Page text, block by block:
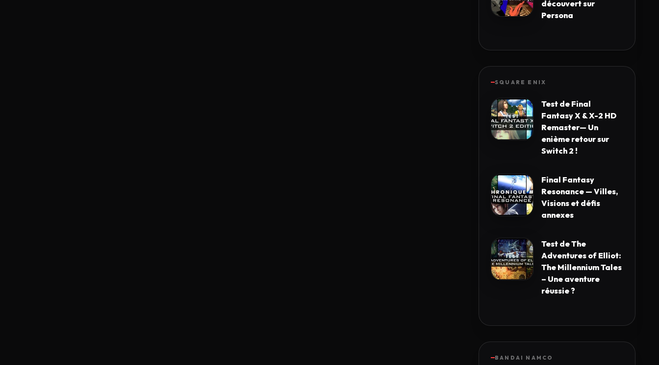
découvert sur
Persona
SQUARE ENIX
Test de Final
Fantasy X & X-2 HD
Remaster— Un
enième retour sur
Switch 2 !
Final Fantasy
Resonance — Villes,
Visions et défis
annexes
Test de The
Adventures of Elliot:
The Millennium Tales
– Une aventure
réussie ?
BANDAI NAMCO